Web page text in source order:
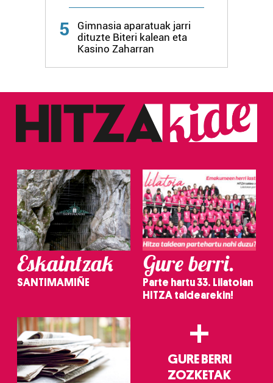
5
Gimnasia aparatuak jarri
dituzte Biteri kalean eta
Kasino Zaharran
Eskaintzak
SANTIMAMIÑE
Gure berri.
Parte hartu 33. Lilatoian
HITZA taldearekin!
+
GURE BERRI
ZOZKETAK